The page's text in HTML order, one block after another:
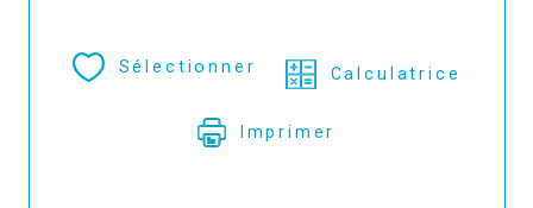
Sélectionner Calculatrice
Imprimer